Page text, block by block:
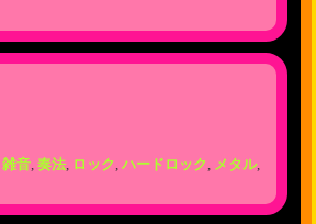
雑音, 奏法, ロック, ハードロック, メタル,